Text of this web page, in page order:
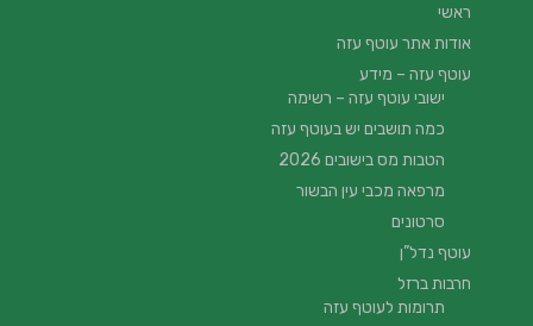
ראשי
אודות אתר עוטף עזה
עוטף עזה – מידע
ישובי עוטף עזה – רשימה
כמה תושבים יש בעוטף עזה
הטבות מס בישובים 2026
מרפאה מכבי עין הבשור
סרטונים
עוטף נדל”ן
חרבות ברזל
תרומות לעוטף עזה